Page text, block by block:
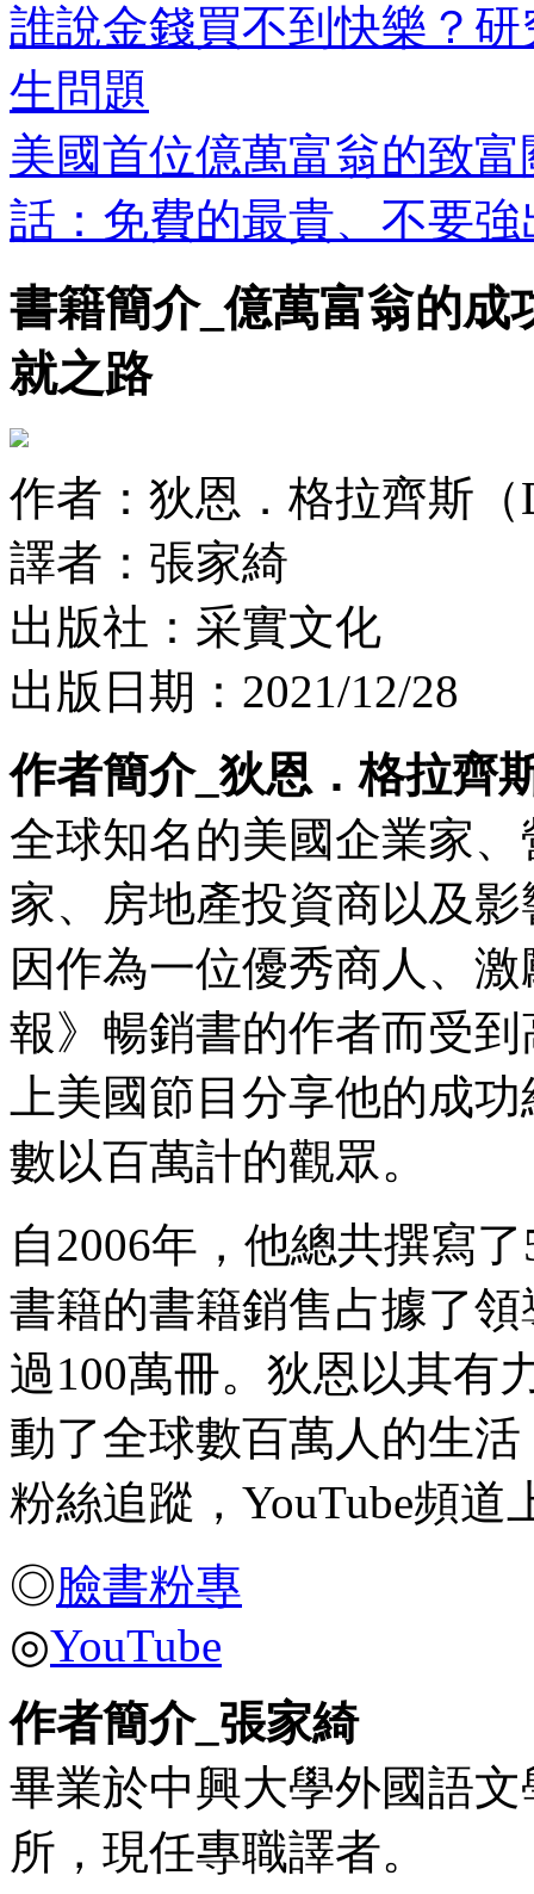
誰說金錢買不到快樂？
生問題
美國首位億萬富翁的致
話：免費的最貴、不要強
書籍簡介_億萬富翁的成
就之路
作者：狄恩．格拉齊斯（
譯者：張家綺
出版社：采實文化
出版日期：2021/12/28
作者簡介_狄恩．格拉齊
全球知名的美國企業家
家、房地產投資商以及
因作為一位優秀商人、
報》暢銷書的作者而受
上美國節目分享他的成
數以百萬計的觀眾。
自2006年，他總共撰寫
書籍的書籍銷售占據了
過100萬冊。狄恩以其有
動了全球數百萬人的生活
粉絲追蹤，YouTube頻
◎臉書粉專
◎YouTube
作者簡介_張家綺
畢業於中興大學外國語
所，現任專職譯者。